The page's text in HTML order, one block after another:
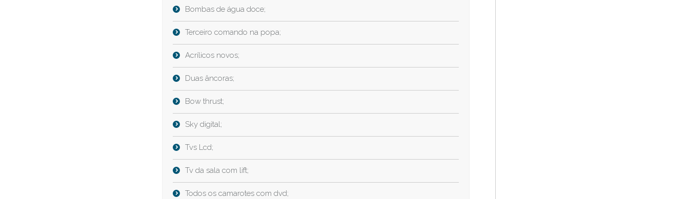
Bombas de água doce;
Terceiro comando na popa;
Acrílicos novos;
Duas âncoras;
Bow thrust;
Sky digital;
Tvs Lcd;
Tv da sala com lift;
Todos os camarotes com dvd;